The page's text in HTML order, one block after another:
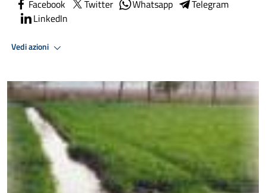
Facebook Twitter Whatsapp
Telegram
LinkedIn
Vedi azioni